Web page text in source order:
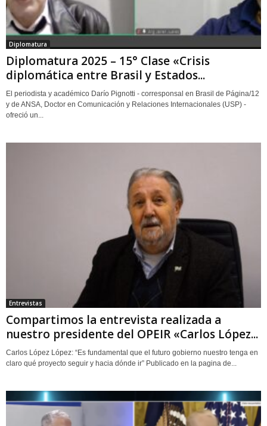
Diplomatura
Diplomatura 2025 – 15° Clase «Crisis
diplomática entre Brasil y Estados...
El periodista y académico Darío Pignotti - corresponsal en Brasil de Página/12
y de ANSA, Doctor en Comunicación y Relaciones Internacionales (USP) -
ofreció un...
Entrevistas
Compartimos la entrevista realizada a
nuestro presidente del OPEIR «Carlos López...
Carlos López López: “Es fundamental que el futuro gobierno nuestro tenga en
claro qué proyecto seguir y hacia dónde ir” Publicado en la pagina de...